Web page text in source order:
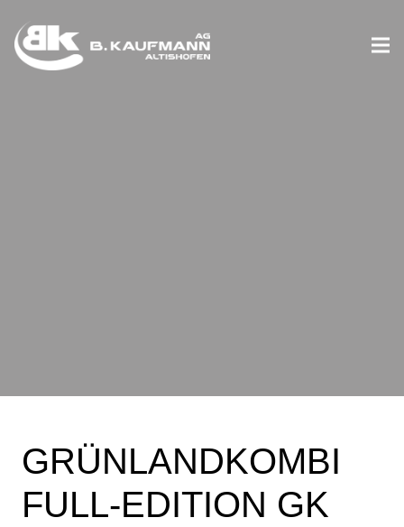
GRÜNLANDKOMBI
FULL-EDITION GK